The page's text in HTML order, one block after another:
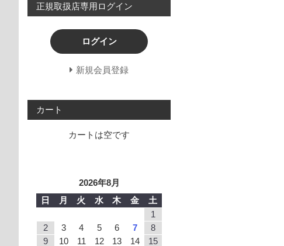
正規取扱店専用ログイン
ログイン
新規会員登録
カート
カートは空です
2026年8月
日
月 火 水 木 金
土
1
2
3 4 5 6 7
8
9
10 11 12 13 14 15